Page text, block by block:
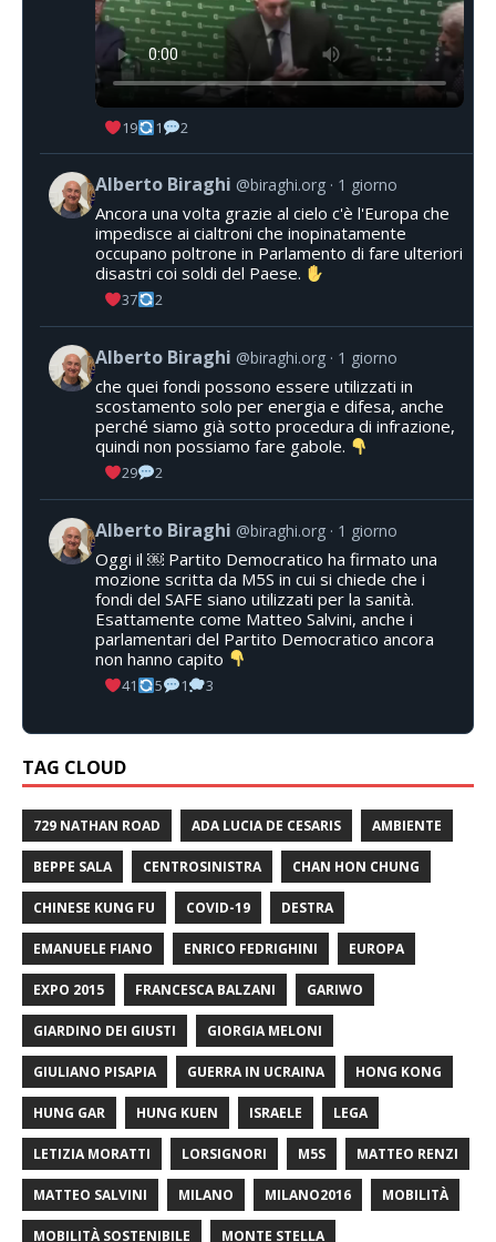
19 1 2
Alberto Biraghi @biraghi.org 1 giorno
Ancora una volta grazie al cielo c'è l'Europa che
impedisce ai cialtroni che inopinatamente
occupano poltrone in Parlamento di fare ulteriori
disastri coi soldi del Paese.
37 2
Alberto Biraghi @biraghi.org 1 giorno
che quei fondi possono essere utilizzati in
scostamento solo per energia e difesa, anche
perché siamo già sotto procedura di infrazione,
quindi non possiamo fare gabole.
29 2
Alberto Biraghi @biraghi.org 1 giorno
Oggi il ￼ Partito Democratico ha firmato una
mozione scritta da M5S in cui si chiede che i
fondi del SAFE siano utilizzati per la sanità.
Esattamente come Matteo Salvini, anche i
parlamentari del Partito Democratico ancora
non hanno capito
41 5 1 3
TAG CLOUD
729 NATHAN ROAD ADA LUCIA DE CESARIS AMBIENTE
BEPPE SALA CENTROSINISTRA CHAN HON CHUNG
CHINESE KUNG FU COVID-19 DESTRA
EMANUELE FIANO ENRICO FEDRIGHINI EUROPA
EXPO 2015 FRANCESCA BALZANI GARIWO
GIARDINO DEI GIUSTI GIORGIA MELONI
GIULIANO PISAPIA GUERRA IN UCRAINA HONG KONG
HUNG GAR HUNG KUEN ISRAELE LEGA
LETIZIA MORATTI LORSIGNORI M5S MATTEO RENZI
MATTEO SALVINI MILANO MILANO2016 MOBILITÀ
MOBILITÀ SOSTENIBILE MONTE STELLA